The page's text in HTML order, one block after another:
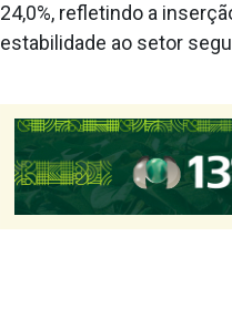
24,0%, refletindo a
estabilidade ao setor